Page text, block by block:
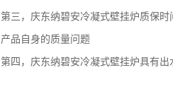
第三，庆东纳碧安冷凝式壁挂炉质保
产品自身的质量问题
第四，庆东纳碧安冷凝式壁挂炉具有